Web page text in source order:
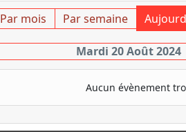
Par mois Par semaine
Mardi 20 Août 2024
Aucun évènement